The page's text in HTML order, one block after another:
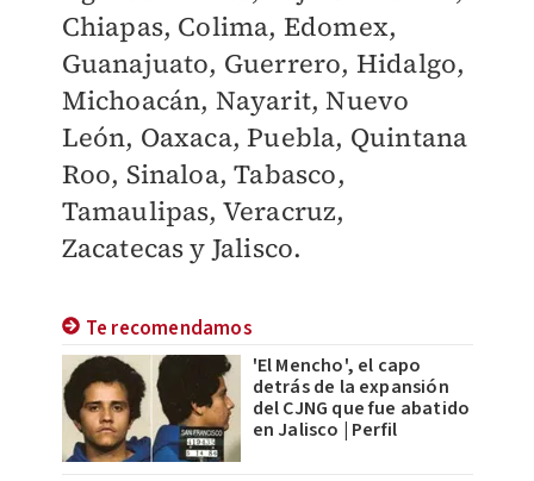
Chiapas, Colima, Edomex,
Guanajuato, Guerrero, Hidalgo,
Michoacán, Nayarit, Nuevo
León, Oaxaca, Puebla, Quintana
Roo, Sinaloa, Tabasco,
Tamaulipas, Veracruz,
Zacatecas y Jalisco.
Te recomendamos
'El Mencho', el capo
detrás de la expansión
del CJNG que fue abatido
en Jalisco | Perfil